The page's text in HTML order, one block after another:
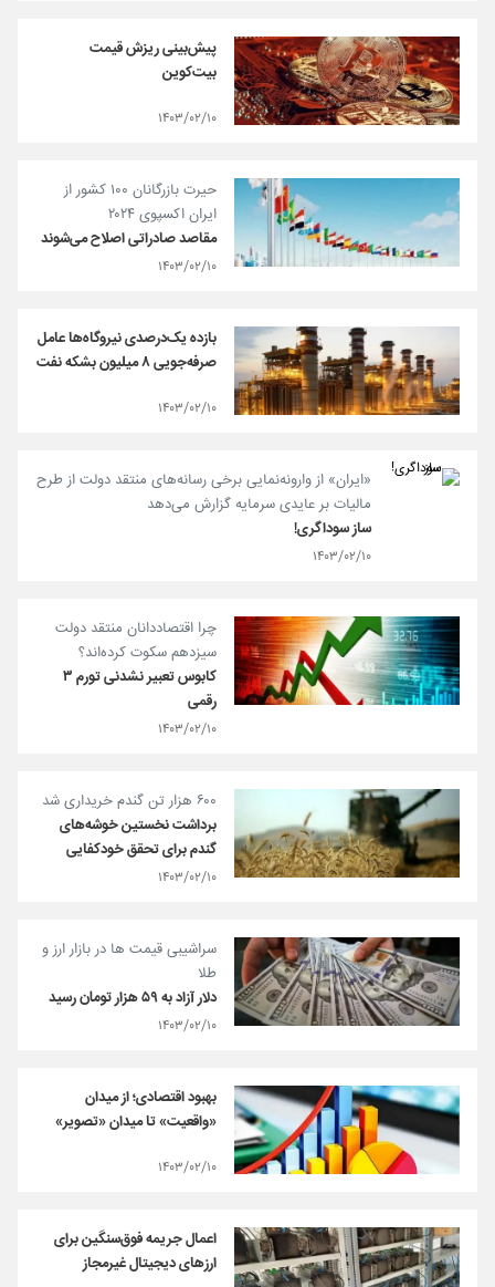
پیش‌بینی ریزش قیمت
بیت‌کوین
۱۴۰۳/۰۲/۱۰
حیرت بازرگانان ۱۰۰ کشور از
ایران اکسپوی ۲۰۲۴
مقاصد صادراتی اصلاح می‌شوند
۱۴۰۳/۰۲/۱۰
بازده یک‌درصدی نیروگاه‌ها عامل
صرفه‌جویی ۸ میلیون بشکه نفت
۱۴۰۳/۰۲/۱۰
«ایران» از وارونه‌نمایی برخی رسانه‌های منتقد دولت از طرح
مالیات بر عایدی سرمایه گزارش می‌دهد
ساز سوداگری!
۱۴۰۳/۰۲/۱۰
چرا اقتصاددانان منتقد دولت
سیزدهم سکوت کرده‌اند؟
کابوس تعبیر نشدنی تورم ۳
رقمی
۱۴۰۳/۰۲/۱۰
۶۰۰ هزار تن گندم خریداری شد
برداشت نخستین خوشه‌های
گندم برای تحقق خودکفایی
۱۴۰۳/۰۲/۱۰
سراشیبی قیمت ها در بازار ارز و
طلا
دلار آزاد به ۵۹ هزار تومان رسید
۱۴۰۳/۰۲/۱۰
بهبود اقتصادی؛ از میدان
«واقعیت» تا میدان «تصویر»
۱۴۰۳/۰۲/۱۰
اعمال جریمه فوق‌سنگین برای
ارزهای دیجیتال غیرمجاز